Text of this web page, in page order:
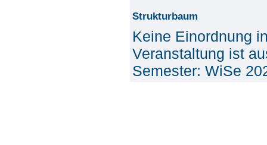
Strukturbaum
Keine Einordnung
Veranstaltung ist
Semester: WiSe